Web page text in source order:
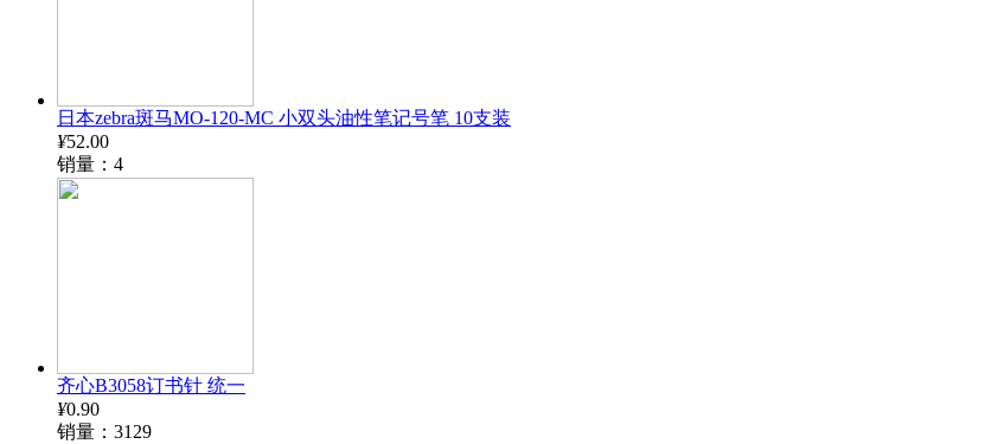
日本zebra斑马MO-120-MC 小双头油性笔记号笔 10支装
¥52.00
销量：4
齐心B3058订书针 统一
¥0.90
销量：3129